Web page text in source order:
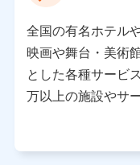
所・代表者名】
当該個人データを取
り）
東京都千代田区永田
株式会社NTTドコ
東京都中央区日本橋
ビル 3F
全国の有名ホテル
映画や舞台・美術
とした各種サービ
万以上の施設やサ